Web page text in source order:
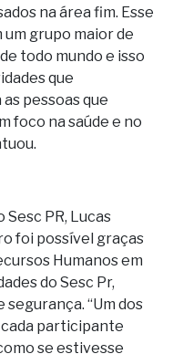
na área fim. Esse
grupo maior de
todo mundo e isso
que
pessoas que
foco na saúde e no
PR, Lucas
foi possível graças
Humanos em
do Sesc Pr,
“Um dos
participante
se estivesse